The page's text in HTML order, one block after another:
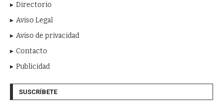
Directorio
Aviso Legal
Aviso de privacidad
Contacto
Publicidad
SUSCRÍBETE